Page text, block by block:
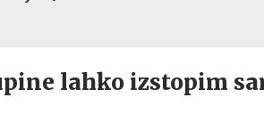
lahko izstopim